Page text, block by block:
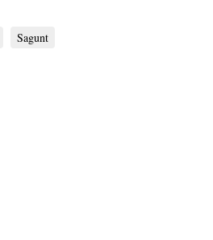
Sagunt